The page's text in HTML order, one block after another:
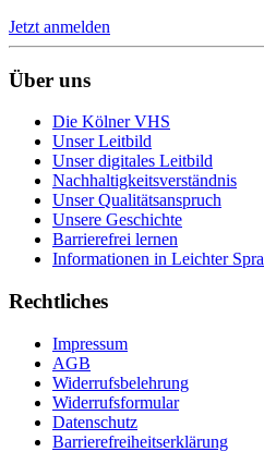
Jetzt anmelden
Über uns
Die Kölner VHS
Unser Leitbild
Unser digitales Leitbild
Nachhaltigkeitsverständnis
Unser Qualitätsanspruch
Unsere Geschichte
Barrierefrei lernen
Informationen in Leichter
Rechtliches
Impressum
AGB
Widerrufsbelehrung
Widerrufsformular
Datenschutz
Barrierefreiheitserklärung